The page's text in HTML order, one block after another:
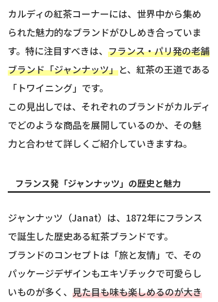
カルディの紅茶コーナーには、世界中から集め
られた魅力的なブランドがひしめき合っていま
す。特に注目すべきは、 フランス・パリ発の老舗
ブランド「ジャンナッツ」と、紅茶の王道である
「トワイニング」です。
この見出しでは、それぞれのブランドがカルディ
でどのような商品を展開しているのか、その魅
力と合わせて詳しくご紹介していきますね。
フランス発「ジャンナッツ」の歴史と魅力
ジャンナッツ（Janat）は、1872年にフランス
で誕生した歴史ある紅茶ブランドです。
ブランドのコンセプトは「旅と友情」で、その
パッケージデザインもエキゾチックで可愛らし
いものが多く、 見た目も味も楽しめるのが大き